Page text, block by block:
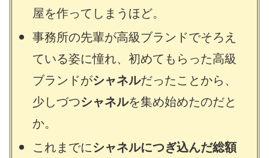
屋を作ってしまうほど。
事務所の先輩が高級ブランドでそろえ
ている姿に憧れ、初めてもらった高級
ブランドがシャネルだったことから、
少しづつシャネルを集め始めたのだと
か。
これまでにシャネルにつぎ込んだ総額